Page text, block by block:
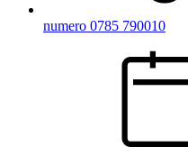
numero 0785 790010